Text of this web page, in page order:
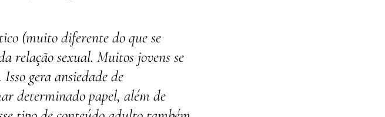
(muito diferente do que se
relação sexual. Muitos jovens se
gera ansiedade de
determinado papel, além de